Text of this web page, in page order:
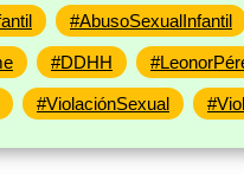
#AbusoSexualInfantil
#DDHH
#ViolaciónSexual